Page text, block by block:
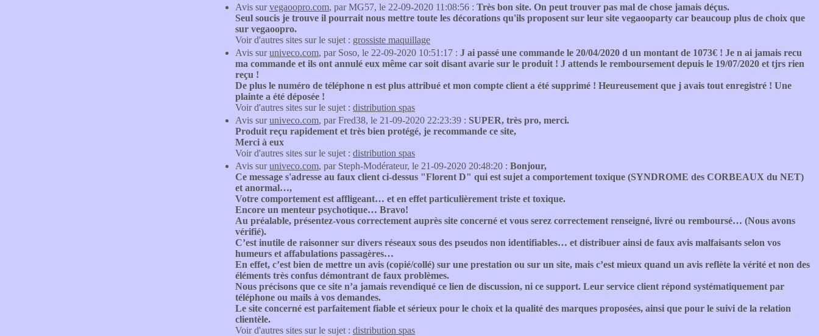
Avis survegaoopro.com, par MG57, le 22-09-2020 11:08:56 : Très bon site. On peut trouver pas mal de chose jamais déçus.
Seul soucis je trouve il pourrait nous mettre toute les décorations qu'ils proposent sur leur site vegaooparty car beaucoup plus de choix que
sur vegaoopro.
Voir d'autres sites sur le sujet : grossiste maquillage
Avis suruniveco.com, par Soso, le 22-09-2020 10:51:17 : J ai passé une commande le 20/04/2020 d un montant de 1073€ ! Je n ai jamais recu
ma commande et ils ont annulé eux même car soit disant avarie sur le produit ! J attends le remboursement depuis le 19/07/2020 et tjrs rien
reçu !
De plus le numéro de téléphone n est plus attribué et mon compte client a été supprimé ! Heureusement que j avais tout enregistré ! Une
plainte a été déposée !
Voir d'autres sites sur le sujet : distribution spas
Avis suruniveco.com, par Fred38, le 21-09-2020 22:23:39 : SUPER, très pro, merci.
Produit reçu rapidement et très bien protégé, je recommande ce site,
Merci à eux
Voir d'autres sites sur le sujet : distribution spas
Avis suruniveco.com, par Steph-Modérateur, le 21-09-2020 20:48:20 : Bonjour,
Ce message s'adresse au faux client ci-dessus "Florent D" qui est sujet a comportement toxique (SYNDROME des CORBEAUX du NET)
et anormal…,
Votre comportement est affligeant… et en effet particulièrement triste et toxique.
Encore un menteur psychotique… Bravo!
Au préalable, présentez-vous correctement auprès site concerné et vous serez correctement renseigné, livré ou remboursé… (Nous avons
vérifié).
C’est inutile de raisonner sur divers réseaux sous des pseudos non identifiables… et distribuer ainsi de faux avis malfaisants selon vos
humeurs et affabulations passagères…
En effet, c’est bien de mettre un avis (copié/collé) sur une prestation ou sur un site, mais c’est mieux quand un avis reflète la vérité et non des
éléments très confus démontrant de faux problèmes.
Nous précisons que ce site n’a jamais revendiqué ce lien de discussion, ni ce support. Leur service client répond systématiquement par
téléphone ou mails à vos demandes.
Le site concerné est parfaitement fiable et sérieux pour le choix et la qualité des marques proposées, ainsi que pour le suivi de la relation
clientèle.
Voir d'autres sites sur le sujet : distribution spas